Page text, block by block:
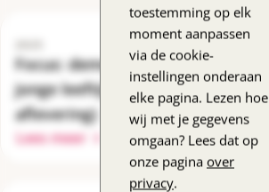
toestemming op elk
moment aanpassen
via de cookie-
instellingen onderaan
elke pagina. Lezen hoe
wij met je gegevens
omgaan? Lees dat op
onze pagina over
privacy.
Focus: dementie op
jonge leeftijd (losse
aflevering)
Lees meer
Kind
Lees